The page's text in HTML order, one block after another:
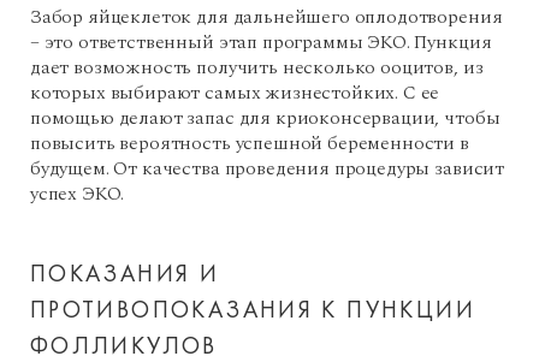
Забор яйцеклеток для дальнейшего оплодотворения
– это ответственный этап программы ЭКО. Пункция
дает возможность получить несколько ооцитов, из
которых выбирают самых жизнестойких. С ее
помощью делают запас для криоконсервации, чтобы
повысить вероятность успешной беременности в
будущем. От качества проведения процедуры зависит
успех ЭКО.
ПОКАЗАНИЯ И
ПРОТИВОПОКАЗАНИЯ К ПУНКЦИИ
ФОЛЛИКУЛОВ